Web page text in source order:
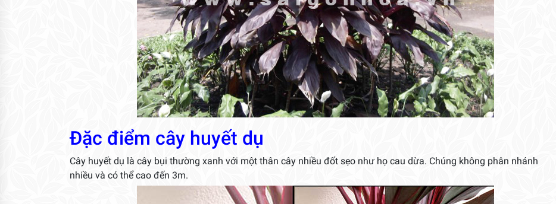
Đặc điểm cây huyết dụ
Cây huyết dụ là cây bụi thường xanh với một thân cây nhiều đốt sẹo như họ cau dừa. Chúng không phân nhánh
nhiều và có thể cao đến 3m.